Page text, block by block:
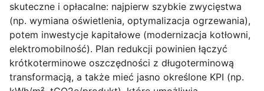
skuteczne i opłacalne: najpierw szybkie zwycięstwa
(np. wymiana oświetlenia, optymalizacja ogrzewania),
potem inwestycje kapitałowe (modernizacja kotłowni,
elektromobilność). Plan redukcji powinien łączyć
krótkoterminowe oszczędności z długoterminową
transformacją, a także mieć jasno określone KPI (np.